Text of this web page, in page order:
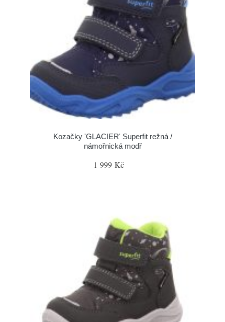
Kozačky 'GLACIER' Superfit režná /
námořnická modř
1 999 Kč